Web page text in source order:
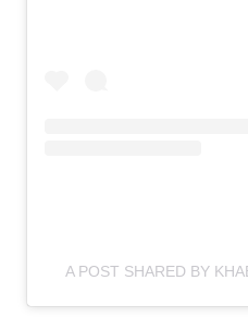
A POST SHARED BY